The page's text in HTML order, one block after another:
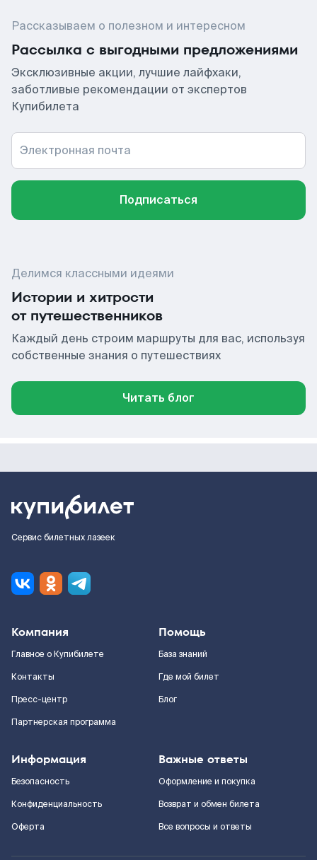
Рассказываем о полезном и интересном
Рассылка с выгодными предложениями
Эксклюзивные акции, лучшие лайфхаки,
заботливые рекомендации от экспертов
Купибилета
Электронная почта
Подписаться
Делимся классными идеями
Истории и хитрости
от путешественников
Каждый день строим маршруты для вас, используя
собственные знания о путешествиях
Читать блог
Сервис билетных лазеек
Компания
Главное о Купибилете
Контакты
Пресс-центр
Партнерская программа
Помощь
База знаний
Где мой билет
Блог
Информация
Безопасность
Конфиденциальность
Оферта
Важные ответы
Оформление и покупка
Возврат и обмен билета
Все вопросы и ответы